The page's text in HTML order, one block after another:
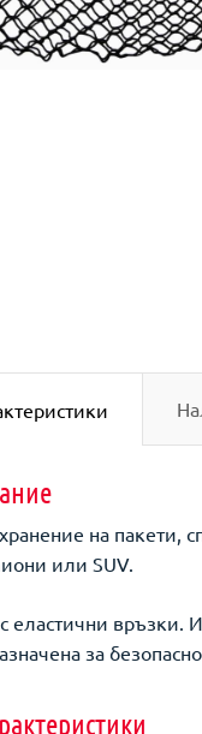
на пакети,
или SUV.
еластични
за